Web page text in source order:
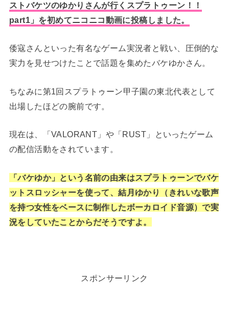
ストバケツのゆかりさんが行くスプラトゥーン！！
part1」を初めてニコニコ動画に投稿しました。
倭寇さんといった有名なゲーム実況者と戦い、圧倒的な
実力を見せつけたことで話題を集めたバケゆかさん。
ちなみに第1回スプラトゥーン甲子園の東北代表として
出場したほどの腕前です。
現在は、「VALORANT」や「RUST」といったゲーム
の配信活動をされています。
「バケゆか」という名前の由来はスプラトゥーンでバケ
ットスロッシャーを使って、結月ゆかり（きれいな歌声
を持つ女性をベースに制作したボーカロイド音源）で実
況をしていたことからだそうですよ。
スポンサーリンク